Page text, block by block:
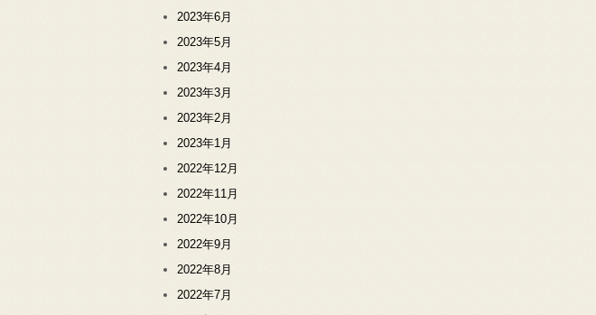
2023年6月
2023年5月
2023年4月
2023年3月
2023年2月
2023年1月
2022年12月
2022年11月
2022年10月
2022年9月
2022年8月
2022年7月